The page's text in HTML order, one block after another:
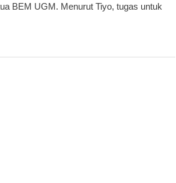
BEM UGM. Menurut Tiyo, tugas untuk